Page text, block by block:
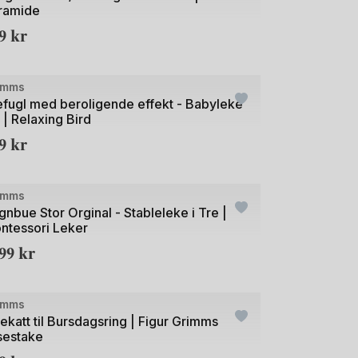
kr
med beroligende effekt - Babyleke
Relaxing Bird
kr
Stor Orginal - Stableleke i Tre |
Leker
kr
til Bursdagsring | Figur Grimms